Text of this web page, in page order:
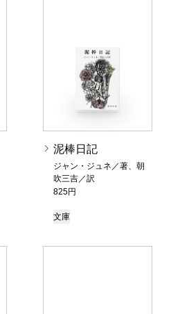
泥棒日記
ジャン・ジュネ／著、朝
吹三吉／訳
825円
文庫